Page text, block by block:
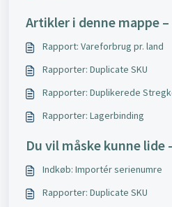
Artikler i denne mappe –
Rapport: Vareforbrug pr. land
Rapporter: Duplicate SKU
Rapporter: Duplikerede
Rapporter: Lagerbinding
Du vil måske kunne lide
Indkøb: Importér serienumre
Rapporter: Duplicate SKU